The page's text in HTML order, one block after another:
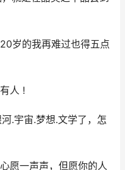
岁的我再难过也得五点
人 !
.宇宙.梦想.文学了，怎
愿一声声，但愿你的人